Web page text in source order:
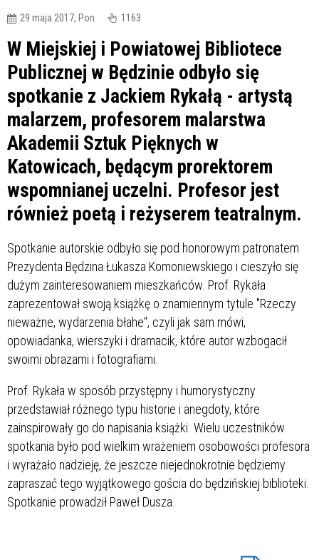
29 maja 2017, Pon 1163
W Miejskiej i Powiatowej Bibliotece
Publicznej w Będzinie odbyło się
spotkanie z Jackiem Rykałą - artystą
malarzem, profesorem malarstwa
Akademii Sztuk Pięknych w
Katowicach, będącym prorektorem
wspomnianej uczelni. Profesor jest
również poetą i reżyserem teatralnym.
Spotkanie autorskie odbyło się pod honorowym patronatem
Prezydenta Będzina Łukasza Komoniewskiego i cieszyło się
dużym zainteresowaniem mieszkańców. Prof. Rykała
zaprezentował swoją książkę o znamiennym tytule "Rzeczy
nieważne, wydarzenia błahe", czyli jak sam mówi,
opowiadanka, wierszyki i dramacik, które autor wzbogacił
swoimi obrazami i fotografiami.
Prof. Rykała w sposób przystępny i humorystyczny
przedstawiał różnego typu historie i anegdoty, które
zainspirowały go do napisania książki. Wielu uczestników
spotkania było pod wielkim wrażeniem osobowości profesora
i wyrażało nadzieję, że jeszcze niejednokrotnie będziemy
zapraszać tego wyjątkowego gościa do będzińskiej biblioteki.
Spotkanie prowadził Paweł Dusza.